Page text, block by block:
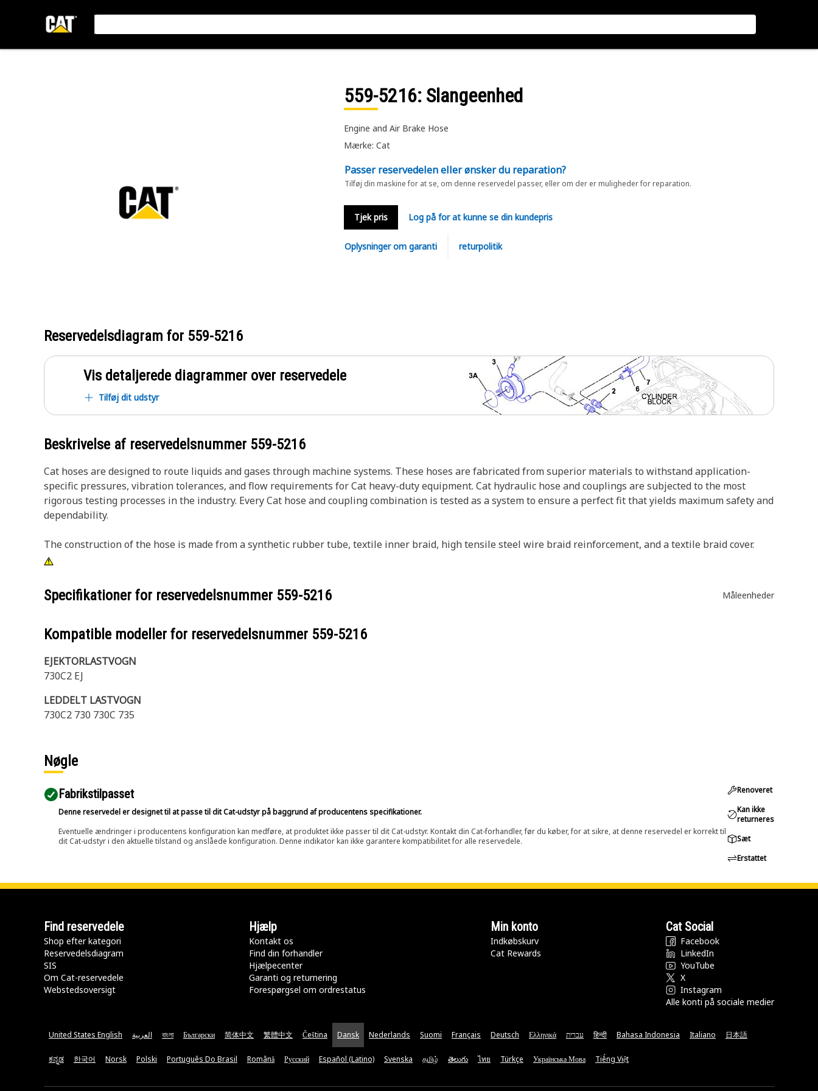
559-5216: Slangeenhed
Engine and Air Brake Hose
Mærke: Cat
Passer reservedelen eller ønsker du reparation?
Tilføj din maskine for at se, om denne reservedel passer, eller om der er muligheder for reparation.
Tjek pris Log på for at kunne se din kundepris
Oplysninger om garanti returpolitik
Reservedelsdiagram for 559-5216
Vis detaljerede diagrammer over reservedele
Tilføj dit udstyr
Beskrivelse af reservedelsnummer 559-5216
Cat hoses are designed to route liquids and gases through machine systems. These hoses are fabricated from superior materials to withstand application-
specific pressures, vibration tolerances, and flow requirements for Cat heavy-duty equipment. Cat hydraulic hose and couplings are subjected to the most
rigorous testing processes in the industry. Every Cat hose and coupling combination is tested as a system to ensure a perfect fit that yields maximum safety and
dependability.
The construction of the hose is made from a synthetic rubber tube, textile inner braid, high tensile steel wire braid reinforcement, and a textile braid cover.
Specifikationer for reservedelsnummer 559-5216 Måleenheder
Kompatible modeller for reservedelsnummer 559-5216
EJEKTORLASTVOGN
730C2 EJ
LEDDELT LASTVOGN
730C2 730 730C 735
Nøgle
Fabrikstilpasset
Denne reservedel er designet til at passe til dit Cat-udstyr på baggrund af producentens specifikationer.
Eventuelle ændringer i producentens konfiguration kan medføre, at produktet ikke passer til dit Cat-udstyr. Kontakt din Cat-forhandler, før du køber, for at sikre, at denne reservedel er korrekt til
dit Cat-udstyr i den aktuelle tilstand og anslåede konfiguration. Denne indikator kan ikke garantere kompatibilitet for alle reservedele.
Renoveret
Kan ikke
returneres
Sæt
Erstattet
Find reservedele
Shop efter kategori
Reservedelsdiagram
SIS
Om Cat-reservedele
Webstedsoversigt
Hjælp
Kontakt os
Find din forhandler
Hjælpecenter
Garanti og returnering
Forespørgsel om ordrestatus
Min konto
Indkøbskurv
Cat Rewards
Cat Social
Facebook
LinkedIn
YouTube
X
Instagram
Alle konti på sociale medier
United States English العربية বাংলা Български 简体中文 繁體中文 Čeština Dansk Nederlands Suomi Français Deutsch Ελληνικά עברית हिन्दी Bahasa Indonesia Italiano 日本語
ಕನ್ನಡ 한국어 Norsk Polski Português Do Brasil Română Русский Español (Latino) Svenska தமிழ் తెలుగు ไทย Türkçe Українська Мова Tiếng Việt